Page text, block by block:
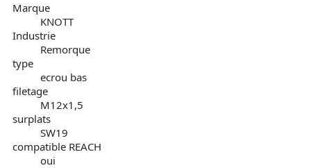
Marque
KNOTT
Industrie
Remorque
type
ecrou bas
filetage
M12x1,5
surplats
SW19
compatible REACH
oui